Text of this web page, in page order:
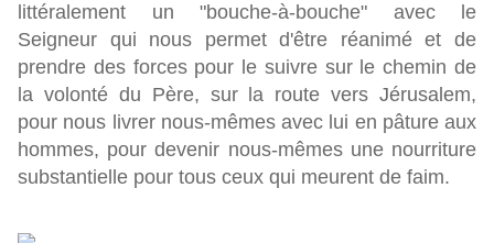
littéralement un "bouche-à-bouche" avec le
Seigneur qui nous permet d'être réanimé et de
prendre des forces pour le suivre sur le chemin de
la volonté du Père, sur la route vers Jérusalem,
pour nous livrer nous-mêmes avec lui en pâture aux
hommes, pour devenir nous-mêmes une nourriture
substantielle pour tous ceux qui meurent de faim.